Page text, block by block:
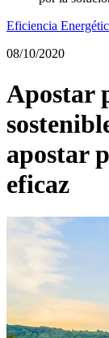
Eficiencia
08/10/2020
Apostar
apostar
eficaz